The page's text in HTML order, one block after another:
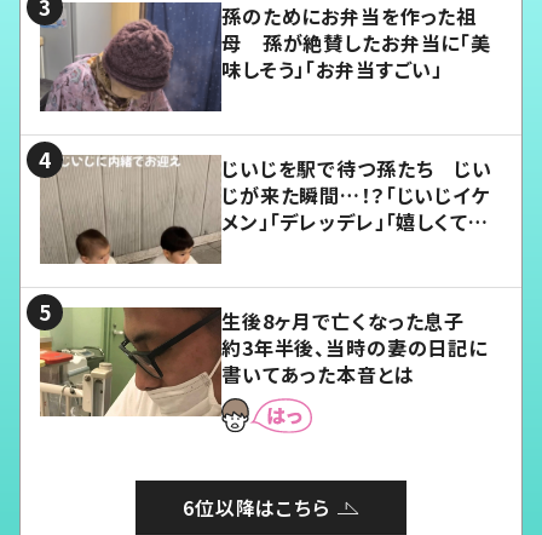
孫のためにお弁当を作った祖
母 孫が絶賛したお弁当に「美
味しそう」「お弁当すごい」
じいじを駅で待つ孫たち じい
じが来た瞬間…！？「じいじイケ
メン」「デレッデレ」「嬉しくて可
生後8ヶ月で亡くなった息子
約3年半後、当時の妻の日記に
書いてあった本音とは
6位以降はこちら